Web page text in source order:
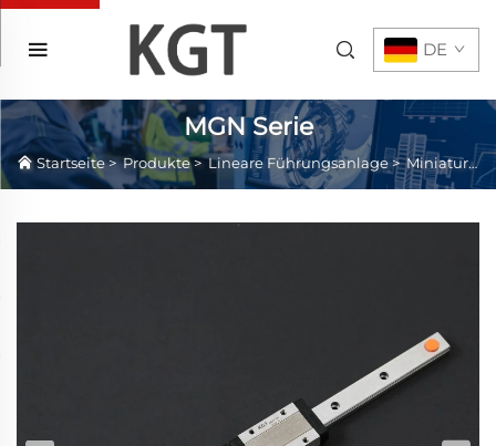
DE
MGN Serie
Startseite>Produkte>Lineare Führungsanlage>Miniatur-Linearführung